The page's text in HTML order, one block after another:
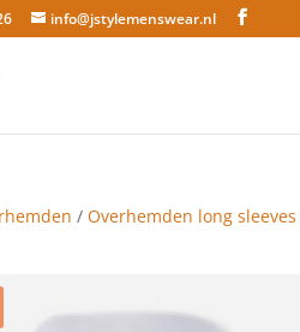
info@jstylemenswear.nl
/Overhemden long sleeves